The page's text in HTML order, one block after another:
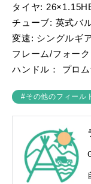
タイヤ:
チューブ: 英式バ
変速: シングルギ
フレーム/フォー
ハンドル： プロ
#その他のフィール